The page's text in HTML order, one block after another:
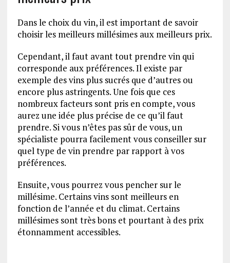
Dans le choix du vin, il est important de savoir
choisir les meilleurs millésimes aux meilleurs prix.
Cependant, il faut avant tout prendre vin qui
corresponde aux préférences. Il existe par
exemple des vins plus sucrés que d’autres ou
encore plus astringents. Une fois que ces
nombreux facteurs sont pris en compte, vous
aurez une idée plus précise de ce qu’il faut
prendre. Si vous n’êtes pas sûr de vous, un
spécialiste pourra facilement vous conseiller sur
quel type de vin prendre par rapport à vos
préférences.
Ensuite, vous pourrez vous pencher sur le
millésime. Certains vins sont meilleurs en
fonction de l’année et du climat. Certains
millésimes sont très bons et pourtant à des prix
étonnamment accessibles.